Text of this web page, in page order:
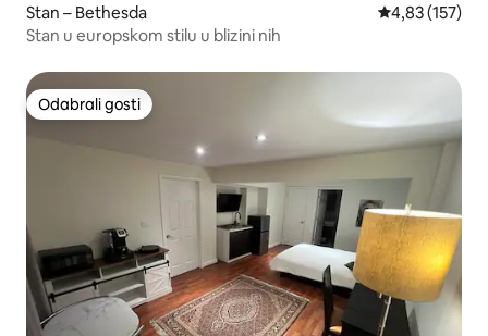
Stan – Bethesda Prosječna
4,83 (157)
Stan u europskom stilu u blizini nih
Odabrali gosti
Odabrali gosti